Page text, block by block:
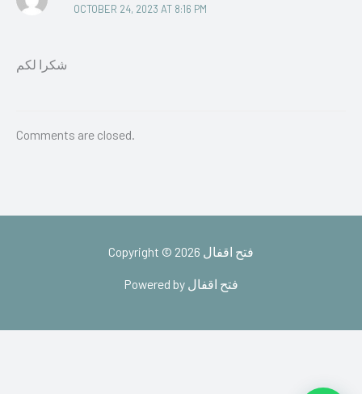
OCTOBER 24, 2023 AT 8:16 PM
شكرا لكم
Comments are closed.
Copyright © 2026 فتح اقفال
Powered by فتح اقفال